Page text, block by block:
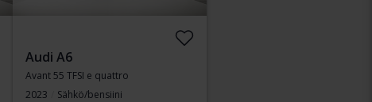
Audi A6
Avant 55 TFSI e quattro
2023
Sähkö/bensiini